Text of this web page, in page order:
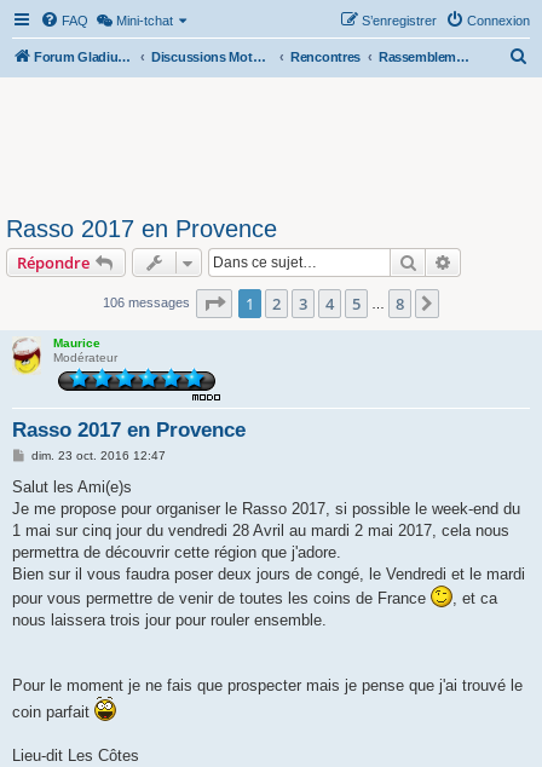
FAQ Mini-tchat Connexion
S’enregistrer
Forum Gladius SFV 650 Discussions Motos & Motard(e)s Rencontres Rassemblements nationaux
Rasso 2017 en Provence
Répondre Rechercher
106 messages Page 1sur8
1 2 3 4 5 8
Maurice
Modérateur
Rasso 2017 en Provence
M
s
a
g
dim. 23 oct. 2016 12:47
Salut les Ami(e)s
Je me propose pour organiser le Rasso 2017, si possible le week-end du
1 mai sur cinq jour du vendredi 28 Avril au mardi 2 mai 2017, cela nous
permettra de découvrir cette région que j'adore.
Bien sur il vous faudra poser deux jours de congé, le Vendredi et le mardi
pour vous permettre de venir de toutes les coins de France
, et ca
nous laissera trois jour pour rouler ensemble.
Pour le moment je ne fais que prospecter mais je pense que j'ai trouvé le
coin parfait
Lieu-dit Les Côtes